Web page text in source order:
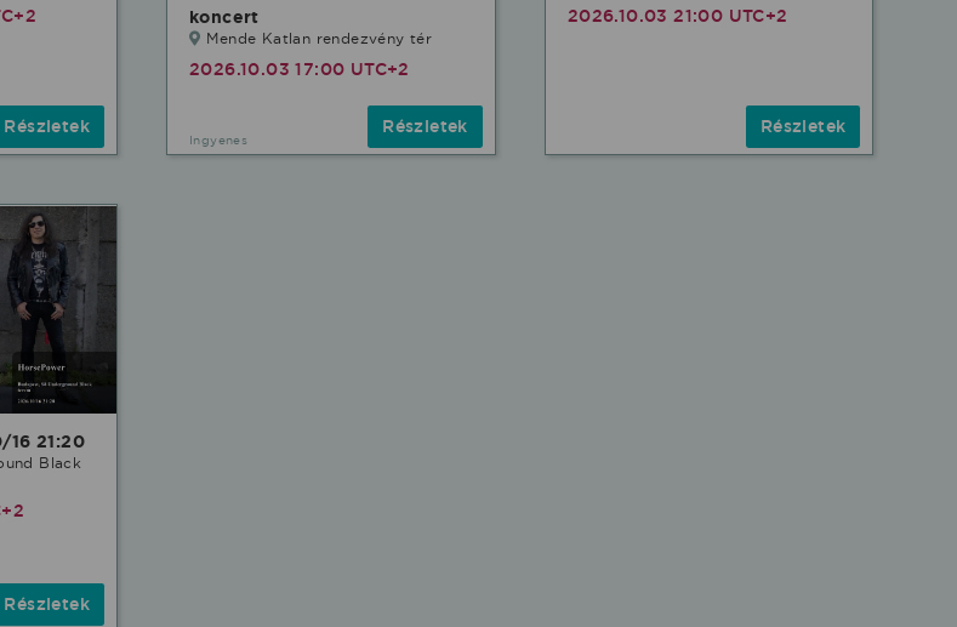
Részletek
koncert
Mende Katlan rendezvény tér
2026.10.03 17:00 UTC+2
Ingyenes
Részletek
2026.10.03 21:00 UTC+2
Részletek
16 21:20
Black
Részletek